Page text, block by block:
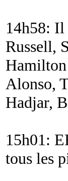
14h58: Il
Russell,
Alonso,
Hadjar,
15h01:
tous les